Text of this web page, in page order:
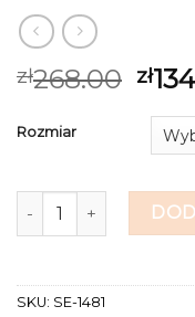
zł268.00 zł
Rozmiar
ilość kardigan sweter
SKU: SE-1481